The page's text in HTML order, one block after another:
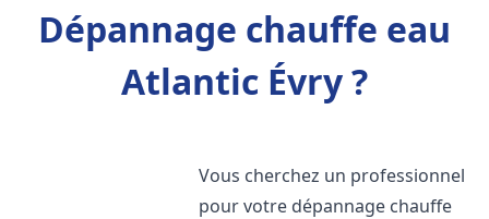
Dépannage chauffe eau
Atlantic Évry ?
Vous cherchez un professionnel
pour votre dépannage chauffe